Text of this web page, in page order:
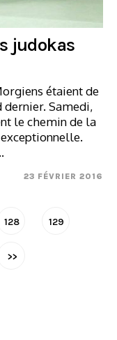
judokas
étaient de
Samedi,
le chemin de la
23 FÉVRIER 2016
128 129
>>